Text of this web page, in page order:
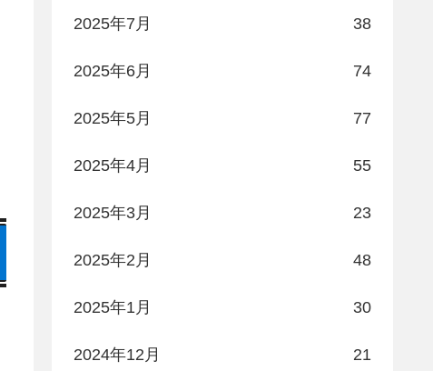
2025年7月 38
2025年6月 74
2025年5月 77
2025年4月 55
2025年3月 23
2025年2月 48
2025年1月 30
2024年12月 21